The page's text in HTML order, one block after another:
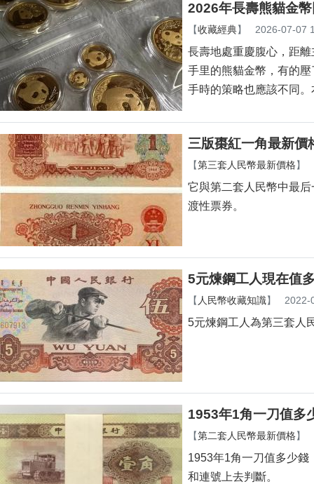
2026年長壽熊貓金
【收藏經典】 2026-07-07
長壽地處重慶腹心，距離
手里的熊貓金幣，有的
手時的策略也應該不同
三版棗紅一角最新價
【第三套人民幣最新價格】
它與第二套人民幣中最
渡性票券。
5元煉鋼工人現在值
【 人民幣收藏知識】 2022-
5元煉鋼工人為第三套人民
1953年1角一刀值多
【第二套人民幣最新價格】
1953年1角一刀值多少錢
和連號上去判斷。